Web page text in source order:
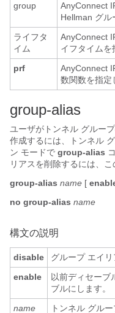
group
AnyConnect
Hellman グル
ライフタ
イム
AnyConnect
イフタイムを
prf
AnyConnect
数関数を指定
group-alias
ユーザがトンネル グルー
作成するには、トンネル
ン モードで group-alias
リアスを削除するには、
group-alias name [
no group-alias name
構文の説明
disable
グループ エイリ
enable
以前ディセーブ
ブルにします。
name
トンネル グル